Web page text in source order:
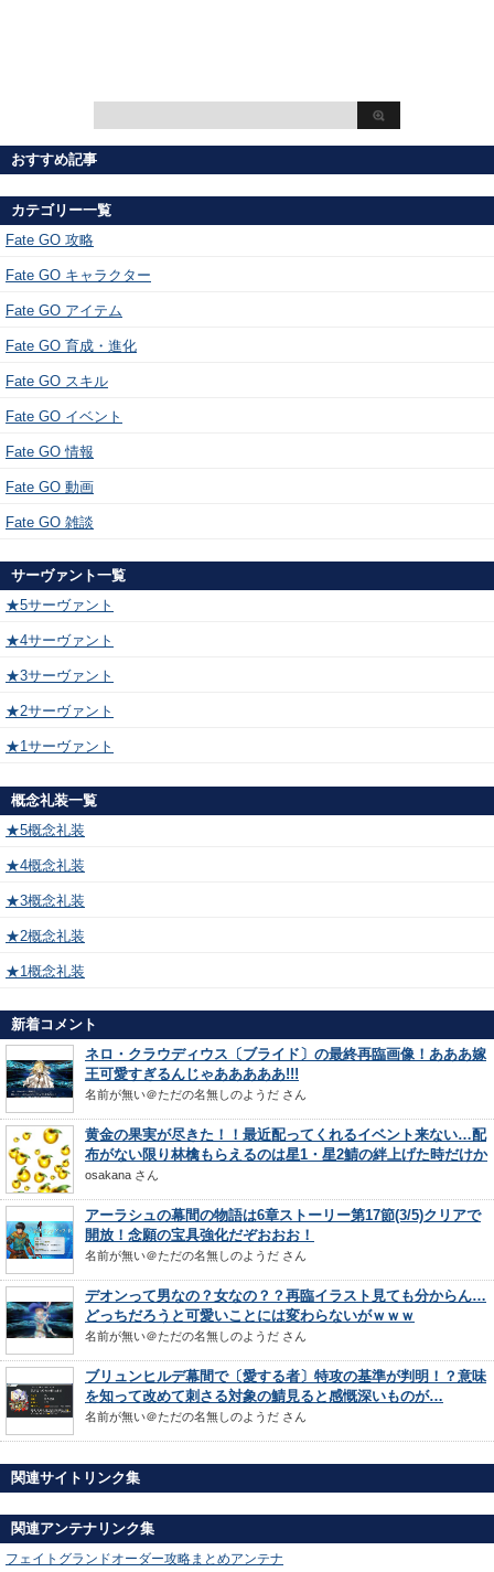
おすすめ記事
カテゴリー一覧
Fate GO 攻略
Fate GO キャラクター
Fate GO アイテム
Fate GO 育成・進化
Fate GO スキル
Fate GO イベント
Fate GO 情報
Fate GO 動画
Fate GO 雑談
サーヴァント一覧
★5サーヴァント
★4サーヴァント
★3サーヴァント
★2サーヴァント
★1サーヴァント
概念礼装一覧
★5概念礼装
★4概念礼装
★3概念礼装
★2概念礼装
★1概念礼装
新着コメント
ネロ・クラウディウス〔ブライド〕の最終再臨画像！あああ嫁
王可愛すぎるんじゃあああああ!!!
名前が無い＠ただの名無しのようだ さん
黄金の果実が尽きた！！最近配ってくれるイベント来ない…配
布がない限り林檎もらえるのは星1・星2鯖の絆上げた時だけか
osakana さん
アーラシュの幕間の物語は6章ストーリー第17節(3/5)クリアで
開放！念願の宝具強化だぞおおお！
名前が無い＠ただの名無しのようだ さん
デオンって男なの？女なの？？再臨イラスト見ても分からん…
どっちだろうと可愛いことには変わらないがｗｗｗ
名前が無い＠ただの名無しのようだ さん
ブリュンヒルデ幕間で〔愛する者〕特攻の基準が判明！？意味
を知って改めて刺さる対象の鯖見ると感慨深いものが…
名前が無い＠ただの名無しのようだ さん
関連サイトリンク集
関連アンテナリンク集
フェイトグランドオーダー攻略まとめアンテナ